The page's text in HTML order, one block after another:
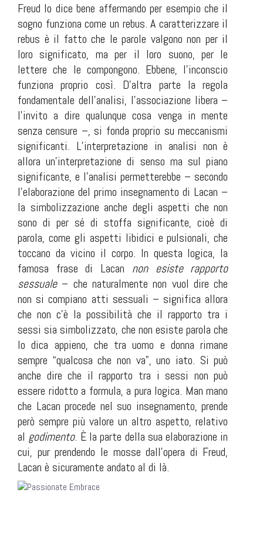
Freud lo dice bene affermando per esempio che il
sogno funziona come un rebus. A caratterizzare il
rebus è il fatto che le parole valgono non per il
loro significato, ma per il loro suono, per le
lettere che le compongono. Ebbene, l’inconscio
funziona proprio così. D’altra parte la regola
fondamentale dell’analisi, l’associazione libera –
l’invito a dire qualunque cosa venga in mente
senza censure –, si fonda proprio su meccanismi
significanti. L’interpretazione in analisi non è
allora un’interpretazione di senso ma sul piano
significante, e l’analisi permetterebbe – secondo
l’elaborazione del primo insegnamento di Lacan –
la simbolizzazione anche degli aspetti che non
sono di per sé di stoffa significante, cioè di
parola, come gli aspetti libidici e pulsionali, che
toccano da vicino il corpo. In questa logica, la
famosa frase di Lacan non esiste rapporto
sessuale– che naturalmente non vuol dire che
non si compiano atti sessuali – significa allora
che non c’è la possibilità che il rapporto tra i
sessi sia simbolizzato, che non esiste parola che
lo dica appieno, che tra uomo e donna rimane
sempre “qualcosa che non va”, uno iato. Si può
anche dire che il rapporto tra i sessi non può
essere ridotto a formula, a pura logica. Man mano
che Lacan procede nel suo insegnamento, prende
però sempre più valore un altro aspetto, relativo
al godimento. È la parte della sua elaborazione in
cui, pur prendendo le mosse dall’opera di Freud,
Lacan è sicuramente andato al di là.